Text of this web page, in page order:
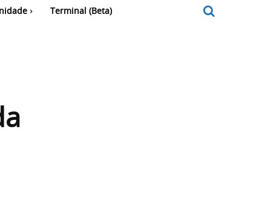
Terminal (Beta)